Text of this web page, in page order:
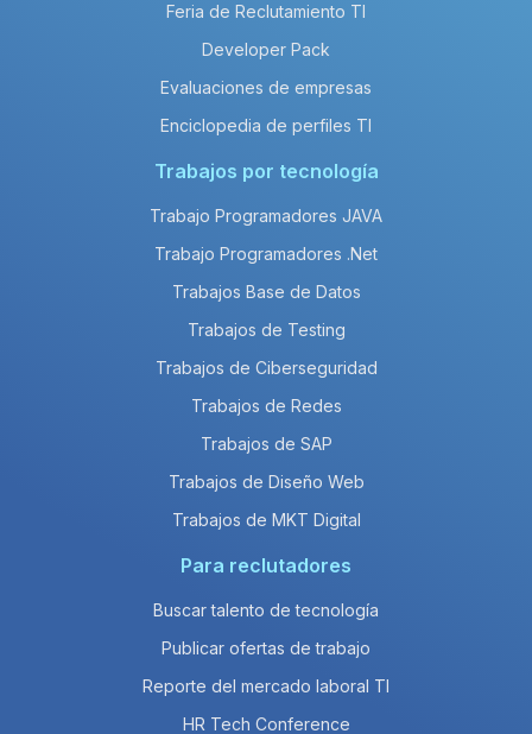
Feria de Reclutamiento TI
Developer Pack
Evaluaciones de empresas
Enciclopedia de perfiles TI
Trabajos por tecnología
Trabajo Programadores JAVA
Trabajo Programadores .Net
Trabajos Base de Datos
Trabajos de Testing
Trabajos de Ciberseguridad
Trabajos de Redes
Trabajos de SAP
Trabajos de Diseño Web
Trabajos de MKT Digital
Para reclutadores
Buscar talento de tecnología
Publicar ofertas de trabajo
Reporte del mercado laboral TI
HR Tech Conference